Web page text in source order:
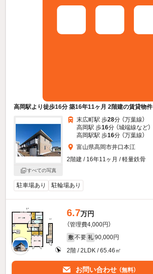
高岡駅より徒歩16分 築16年11ヶ月 2階建の賃貸物件
すべての写真
末広町駅 歩28分 （万葉線）
高岡駅 歩16分 （城端線など）
高岡駅駅 歩16分 （万葉線）
富山県高岡市井口本江
2階建 / 16年11ヶ月 / 軽量鉄骨
駐車場あり 駐輪場あり
6.7万円
（管理費4,000円）
敷 不要 礼 90,000円
2階 / 2LDK / 65.46㎡
お問い合わせ （無料）